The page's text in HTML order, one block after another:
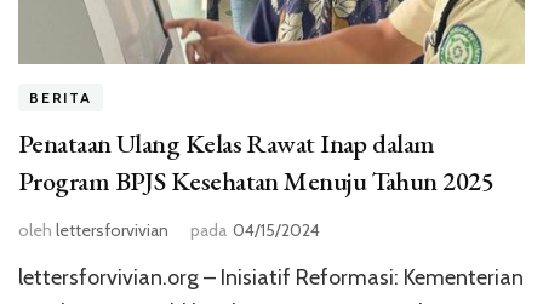
BERITA
Penataan Ulang Kelas Rawat Inap dalam
Program BPJS Kesehatan Menuju Tahun 2025
oleh lettersforvivian pada 04/15/2024
lettersforvivian.org – Inisiatif Reformasi: Kementerian